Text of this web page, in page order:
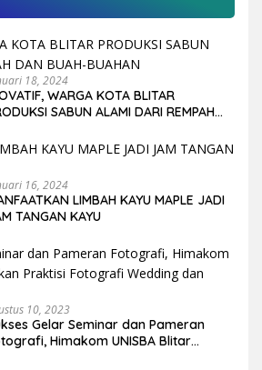
18, 2024
WARGA KOTA BLITAR
SABUN ALAMI DARI REMPAH
16, 2024
LIMBAH KAYU MAPLE JADI
TANGAN KAYU
10, 2023
Gelar Seminar dan Pameran
Himakom UNISBA Blitar